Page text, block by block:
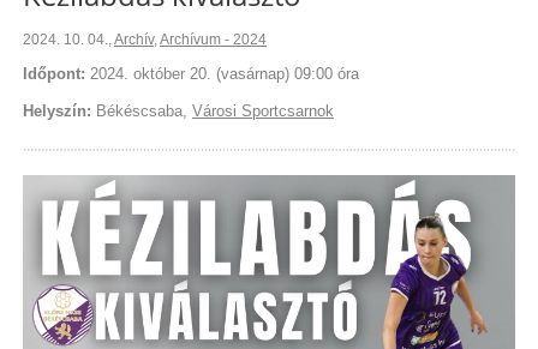
2024. 10. 04. Archív, Archívum - 2024
Időpont: 2024. október 20. (vasárnap) 09:00 óra
Helyszín: Békéscsaba, Városi Sportcsarnok